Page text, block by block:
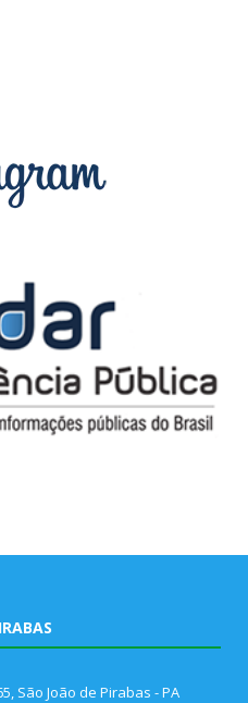
São João de Pirabas - PA